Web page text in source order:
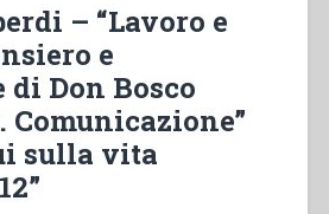
– “Lavoro e
e
di Don Bosco
Comunicazione”
sulla vita